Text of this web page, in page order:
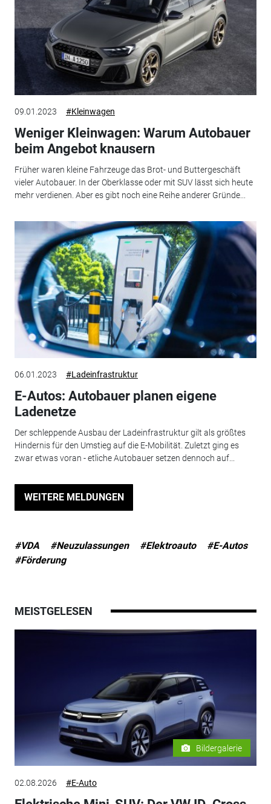
09.01.2023 #Kleinwagen
Weniger Kleinwagen: Warum Autobauer
beim Angebot knausern
Früher waren kleine Fahrzeuge das Brot- und Buttergeschäft
vieler Autobauer. In der Oberklasse oder mit SUV lässt sich heute
mehr verdienen. Aber es gibt noch eine Reihe anderer Gründe...
06.01.2023 #Ladeinfrastruktur
E-Autos: Autobauer planen eigene
Ladenetze
Der schleppende Ausbau der Ladeinfrastruktur gilt als größtes
Hindernis für den Umstieg auf die E-Mobilität. Zuletzt ging es
zwar etwas voran - etliche Autobauer setzen dennoch auf...
WEITERE MELDUNGEN
#VDA #Neuzulassungen #Elektroauto
#E-Autos
#Förderung
MEISTGELESEN
Bildergalerie
02.08.2026 #E-Auto